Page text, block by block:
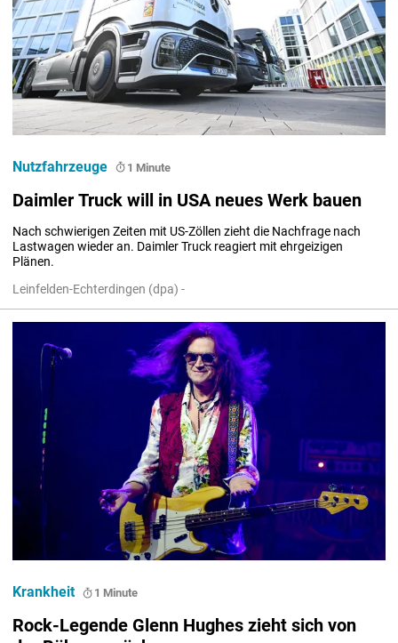
Daimler Truck will in USA neues Werk bauen
Nach schwierigen Zeiten mit US-Zöllen zieht die Nachfrage nach
Lastwagen wieder an. Daimler Truck reagiert mit ehrgeizigen
Plänen.
Leinfelden-Echterdingen (dpa) -
Nutzfahrzeuge 1 Minute
Rock-Legende Glenn Hughes zieht sich von
Krankheit 1 Minute